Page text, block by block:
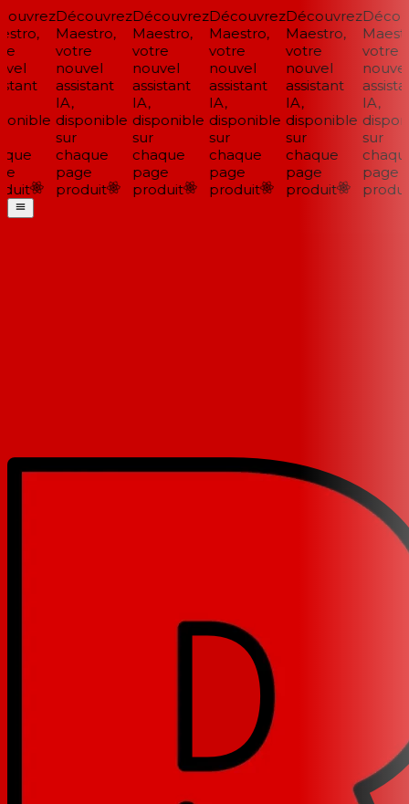
Découvrez
Maestro,
votre
nouvel
assistant
IA,
disponible
sur
chaque
page
produit
Découvrez
Maestro,
votre
nouvel
assistant
IA,
disponible
sur
chaque
page
produit
Découvrez
Maestro,
votre
nouvel
assistant
IA,
disponible
sur
chaque
page
produit
Découvrez
Maestro,
votre
nouvel
assistant
IA,
disponible
sur
chaque
page
produit
votre
nouvel
IA,
sur
chaque
page
produit